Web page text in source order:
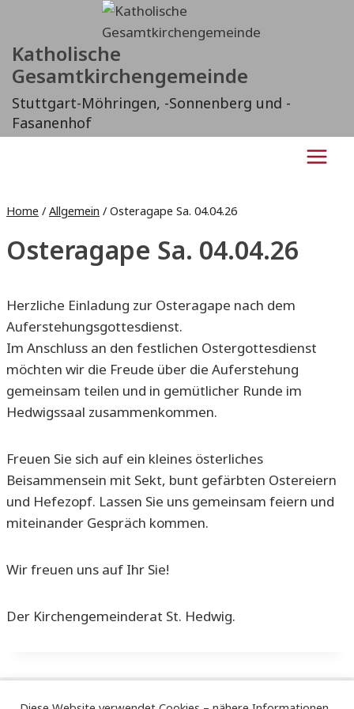
springen
Katholische
Gesamtkirchengemeinde
Stuttgart-Möhringen, -Sonnenberg und -
Fasanenhof
Home / Allgemein / Osteragape Sa. 04.04.26
Osteragape Sa. 04.04.26
Herzliche Einladung zur Osteragape nach dem
Auferstehungsgottesdienst.
Im Anschluss an den festlichen Ostergottesdienst
möchten wir die Freude über die Auferstehung
gemeinsam teilen und in gemütlicher Runde im
Hedwigssaal zusammenkommen.
Freuen Sie sich auf ein kleines österliches
Beisammensein mit Sekt, bunt gefärbten Ostereiern
und Hefezopf. Lassen Sie uns gemeinsam feiern und
miteinander Gespräch kommen.
Wir freuen uns auf Ihr Sie!
Der Kirchengemeinderat St. Hedwig.